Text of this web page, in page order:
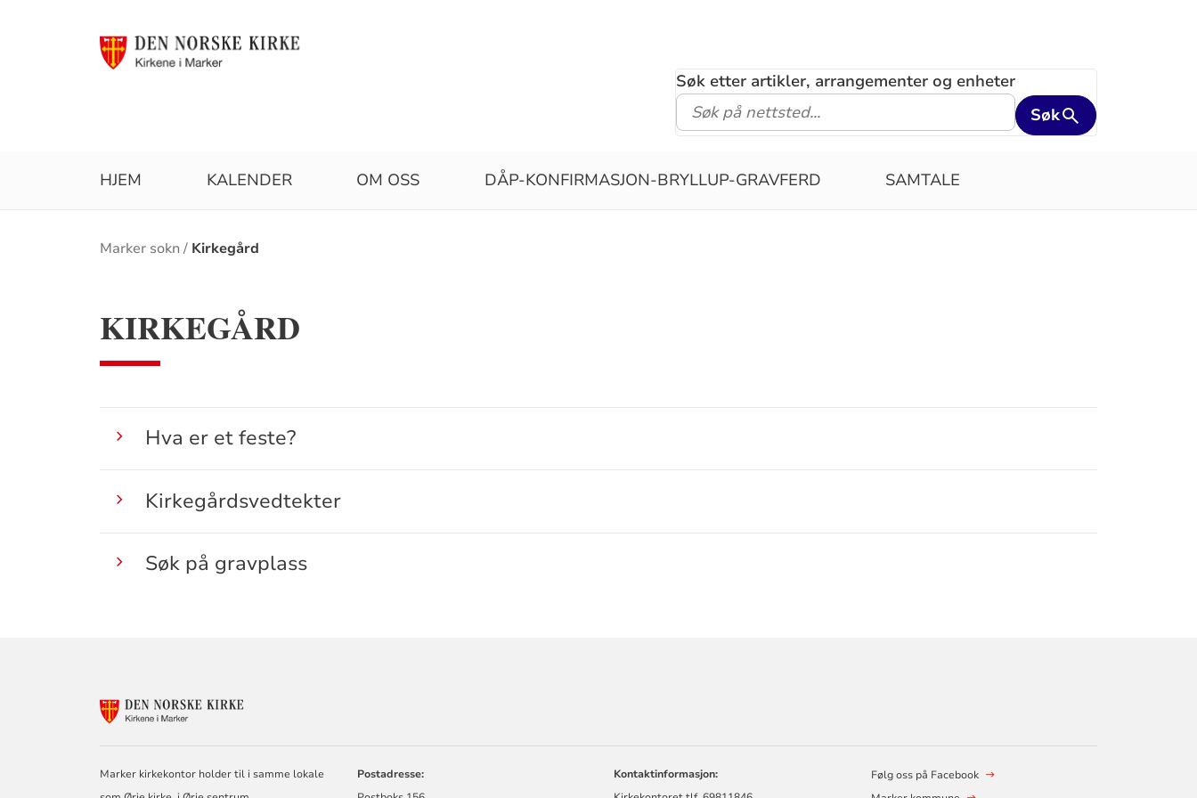
Søk etter artikler, arrangementer og enheter
Søk
HJEM KALENDER OM OSS DÅP-KONFIRMASJON-BRYLLUP-GRAVFERD SAMTALE
Brødsmulesti
Marker sokn Kirkegård
KIRKEGÅRD
Hva er et feste?
Kirkegårdsvedtekter
Søk på gravplass
Marker kirkekontor holder til i samme lokale
Postadresse:
Kontaktinformasjon:
Følg oss på Facebook